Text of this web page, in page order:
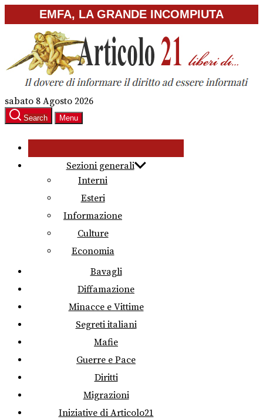
to
content
EMFA, LA GRANDE INCOMPIUTA
sabato 8 Agosto 2026
Search Menu
Sezioni generali
Interni
Esteri
Informazione
Culture
Economia
Bavagli
Diffamazione
Minacce e Vittime
Segreti italiani
Mafie
Guerre e Pace
Diritti
Migrazioni
Iniziative di Articolo21